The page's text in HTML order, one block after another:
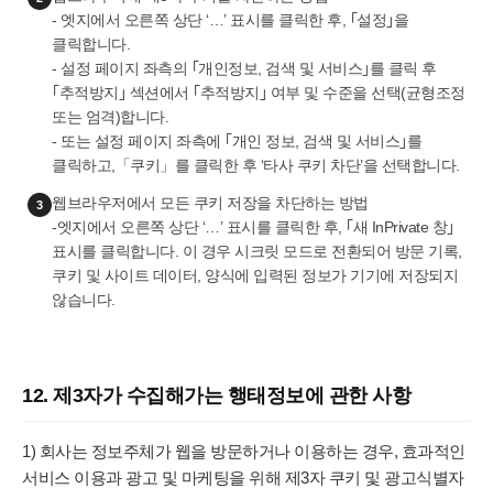
- 엣지에서 오른쪽 상단 ‘…’ 표시를 클릭한 후, ｢설정｣을
클릭합니다.
- 설정 페이지 좌측의 ｢개인정보, 검색 및 서비스｣를 클릭 후
｢추적방지｣ 섹션에서 ｢추적방지｣ 여부 및 수준을 선택(균형조정
또는 엄격)합니다.
- 또는 설정 페이지 좌측에 ｢개인 정보, 검색 및 서비스｣를
클릭하고,「쿠키」를 클릭한 후 ‘타사 쿠키 차단’을 선택합니다.
3
웹브라우저에서 모든 쿠키 저장을 차단하는 방법
-엣지에서 오른쪽 상단 ‘…’ 표시를 클릭한 후, ｢새 InPrivate 창｣
표시를 클릭합니다. 이 경우 시크릿 모드로 전환되어 방문 기록,
쿠키 및 사이트 데이터, 양식에 입력된 정보가 기기에 저장되지
않습니다.
12. 제3자가 수집해가는 행태정보에 관한 사항
1) 회사는 정보주체가 웹을 방문하거나 이용하는 경우, 효과적인
서비스 이용과 광고 및 마케팅을 위해 제3자 쿠키 및 광고식별자